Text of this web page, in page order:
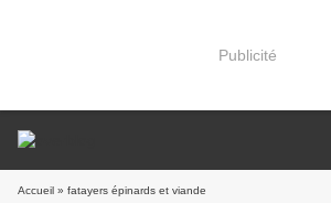
Publicité
Accueil » fatayers épinards et viande